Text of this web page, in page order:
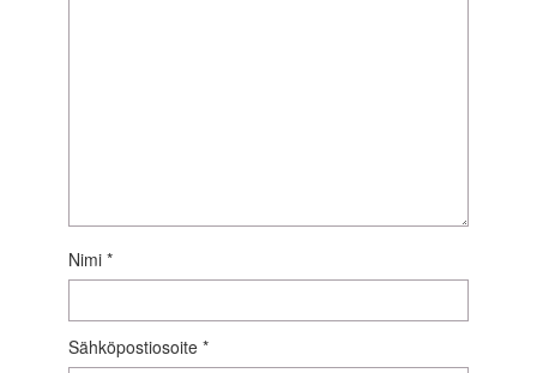
Nimi *
Sähköpostiosoite *